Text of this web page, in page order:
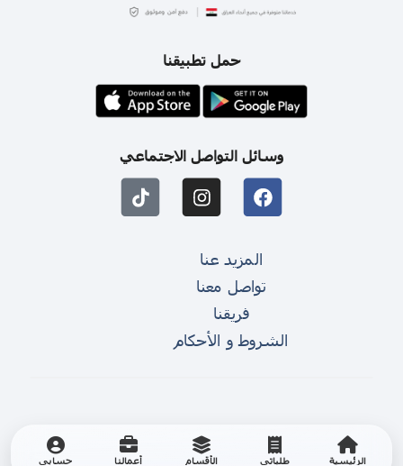
الرئيسية طلباتي الأقسام أعمالنا حسابي
حمل تطبيقنا
وسائل التواصل الاجتماعي
المزيد عنا
تواصل معنا
فريقنا
الشروط و الأحكام